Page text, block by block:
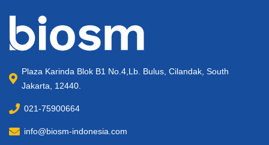
Plaza Karinda Blok B1 No.4,Lb. Bulus, Cilandak, South
Jakarta, 12440.
021-75900664
info@biosm-indonesia.com